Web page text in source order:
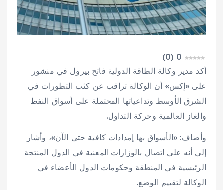
0
(
0
)
أكد مدير وكالة الطاقة الدولية فاتح بيرول في منشور
على «‌إكس» ‌أن الوكالة تراقب ‌عن ⁠كثب التطورات في
الشرق ⁠الأوسط وتداعياتها المحتملة على أسواق ⁠النفط
والغاز ‌العالمية وحركة ‌التداول.
وأضاف: «الأسواق بها ‌إمدادات ‌كافية حتى الآن»، وأشار
إلى ‌أنه على اتصال بالوزارات المعنية في ⁠الدول ⁠المنتجة
الرئيسية في المنطقة وحكومات الدول الأعضاء في
الوكالة لتقييم الوضع.